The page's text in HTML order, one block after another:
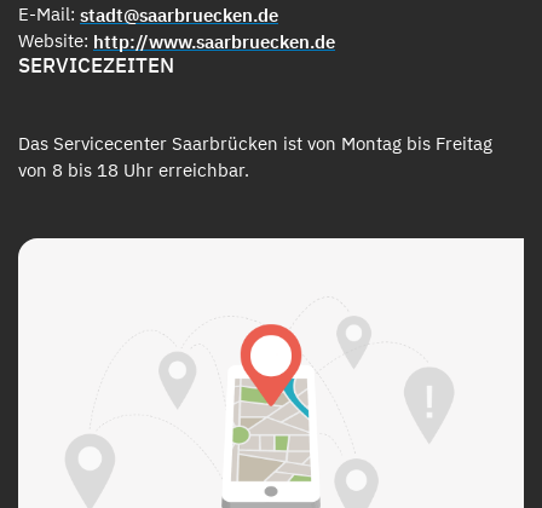
E-Mail: stadt@saarbruecken.de
Website: http://www.saarbruecken.de
SERVICEZEITEN
Das Servicecenter Saarbrücken ist von Montag bis Freitag
von 8 bis 18 Uhr erreichbar.